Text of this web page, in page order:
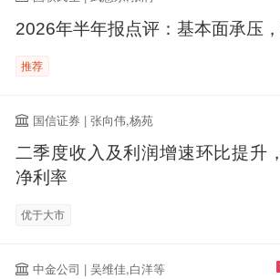
2026年半年报点评：基本面承压
推荐
国信证券 | 张向伟,杨苑
二季度收入及利润增速环比提升
净利率
优于大市
中金公司 | 吴维佳,白洋等